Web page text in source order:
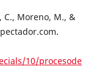
C., Moreno, M., &
10/procesode